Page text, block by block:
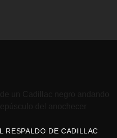
RESPALDO DE CADILLAC